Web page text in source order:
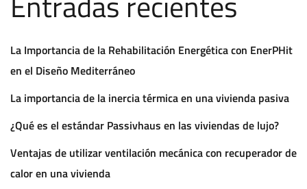
La Importancia de la Rehabilitación Energética con EnerPHit
en el Diseño Mediterráneo
La importancia de la inercia térmica en una vivienda pasiva
¿Qué es el estándar Passivhaus en las viviendas de lujo?
Ventajas de utilizar ventilación mecánica con recuperador de
calor en una vivienda